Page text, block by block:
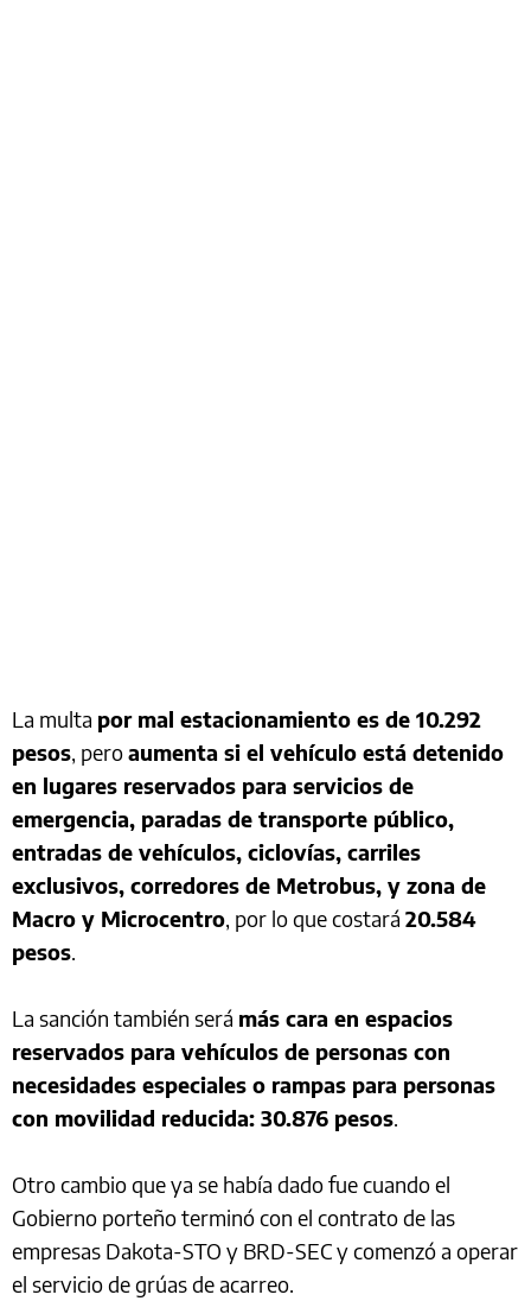
La multa por mal estacionamiento es de 10.292
pesos, peroaumenta si el vehículo está detenido
en lugares reservados para servicios de
emergencia, paradas de transporte público,
entradas de vehículos, ciclovías, carriles
exclusivos, corredores de Metrobus, y zona de
Macro y Microcentro, por lo que costará 20.584
pesos.
La sanción también será más cara en espacios
reservados para vehículos de personas con
necesidades especiales o rampas para personas
con movilidad reducida: 30.876 pesos.
Otro cambio que ya se había dado fue cuando el
Gobierno porteño terminó con el contrato de las
empresas Dakota-STO y BRD-SEC y comenzó a operar
el servicio de grúas de acarreo.